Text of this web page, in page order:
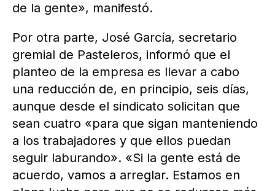
de la gente», manifestó.
Por otra parte, José García, secretario
gremial de Pasteleros, informó que el
planteo de la empresa es llevar a cabo
una reducción de, en principio, seis días,
aunque desde el sindicato solicitan que
sean cuatro «para que sigan manteniendo
a los trabajadores y que ellos puedan
seguir laburando». «Si la gente está de
acuerdo, vamos a arreglar. Estamos en